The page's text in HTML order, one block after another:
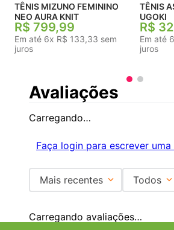
TÊNIS MIZUNO FEMININO
NEO AURA KNIT
R$ 799,99
Em até 6x R$ 133,33 sem
juros
TÊNIS ASICS
UGOKI
R$
Em até 6
juros
Avaliações
Carregando…
Faça login para escrever uma
Mais recentes Todos
Carregando avaliações…